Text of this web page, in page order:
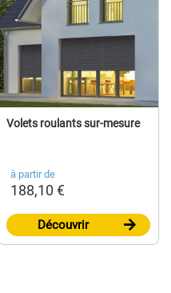
Volets roulants sur-mesure
à partir de
188,10 €
Découvrir